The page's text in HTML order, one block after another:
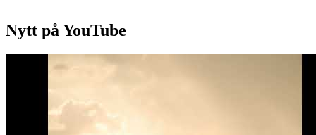
Nytt på YouTube